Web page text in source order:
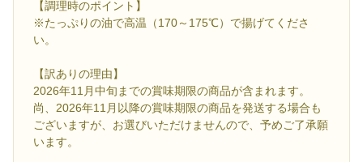
【調理時のポイント】
※たっぷりの油で高温（170～175℃）で揚げてくださ
い。
【訳ありの理由】
2026年11月中旬までの賞味期限の商品が含まれます。
尚、2026年11月以降の賞味期限の商品を発送する場合も
ございますが、お選びいただけませんので、予めご了承願
います。